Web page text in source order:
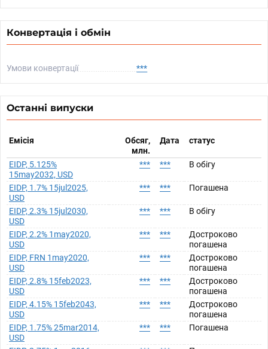
Конвертація і обмін
Умови конвертації ***
Останні випуски
Емісія
Обсяг,
млн.
Дата статус
EIDP, 5.125%
15may2032, USD
*** *** В обігу
EIDP, 1.7% 15jul2025,
USD
*** *** Погашена
EIDP, 2.3% 15jul2030,
USD
*** *** В обігу
EIDP, 2.2% 1may2020,
USD
*** ***
Достроково
погашена
EIDP, FRN 1may2020,
USD
*** ***
Достроково
погашена
EIDP, 2.8% 15feb2023,
USD
*** ***
Достроково
погашена
EIDP, 4.15% 15feb2043,
USD
*** ***
Достроково
погашена
EIDP, 1.75% 25mar2014,
USD
*** *** Погашена